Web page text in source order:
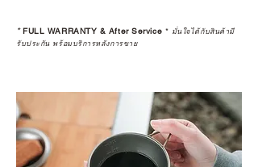
*FULL WARRANTY & After Service * มั่นใจได้กับสินค้ามี
รับประกัน พร้อมบริการหลังการขาย